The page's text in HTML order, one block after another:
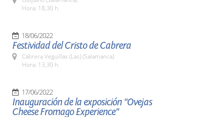
Hora: 18,30 h.
18/06/2022
Festividad del Cristo de Cabrera
Cabrera Veguillas (Las) (Salamanca)
Hora: 13,30 h.
17/06/2022
Inauguración de la exposición "Ovejas
Cheese Fromago Experience"